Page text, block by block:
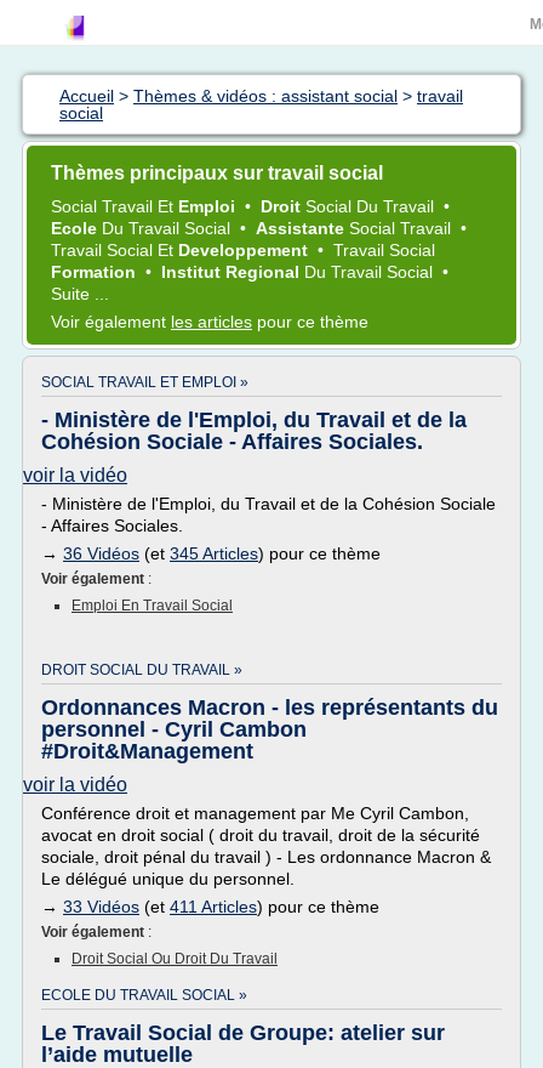
Accueil > Thèmes & vidéos : assistant social > travail
social
Thèmes principaux sur travail social
Social Travail Et Emploi • Droit Social Du Travail •
Ecole Du Travail Social • Assistante Social Travail •
Travail Social Et Developpement • Travail Social
Formation • Institut Regional Du Travail Social •
Suite ...
Voir également les articles pour ce thème
SOCIAL TRAVAIL ET EMPLOI »
- Ministère de l'Emploi, du Travail et de la
Cohésion Sociale - Affaires Sociales.
voir la vidéo
- Ministère de l'Emploi, du Travail et de la Cohésion Sociale
- Affaires Sociales.
→ 36 Vidéos (et 345 Articles) pour ce thème
Voir également :
Emploi En Travail Social
DROIT SOCIAL DU TRAVAIL »
Ordonnances Macron - les représentants du
personnel - Cyril Cambon
#Droit&Management
voir la vidéo
Conférence droit et management par Me Cyril Cambon,
avocat en droit social ( droit du travail, droit de la sécurité
sociale, droit pénal du travail ) - Les ordonnance Macron &
Le délégué unique du personnel.
→ 33 Vidéos (et 411 Articles) pour ce thème
Voir également :
Droit Social Ou Droit Du Travail
ECOLE DU TRAVAIL SOCIAL »
Le Travail Social de Groupe: atelier sur
l’aide mutuelle